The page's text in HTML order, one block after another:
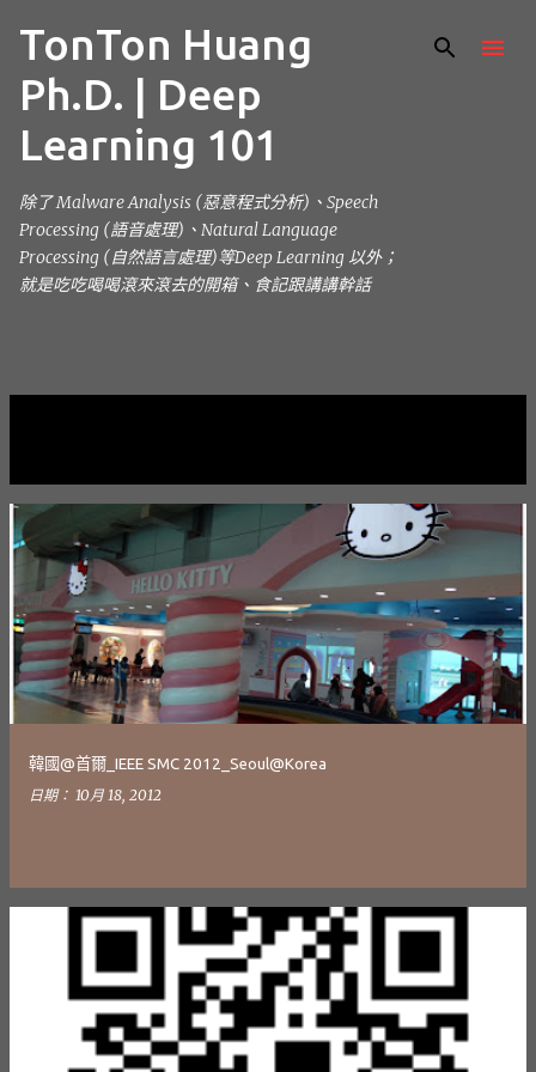
TonTon Huang
Ph.D. | Deep
Learning 101
除了 Malware Analysis (惡意程式分析)、Speech
Processing (語音處理)、Natural Language
Processing (自然語言處理)等Deep Learning 以外；
就是吃吃喝喝滾來滾去的開箱、食記跟講講幹話
發
表
文
章
韓國@首爾_IEEE SMC 2012_Seoul@Korea
日期： 10月 18, 2012